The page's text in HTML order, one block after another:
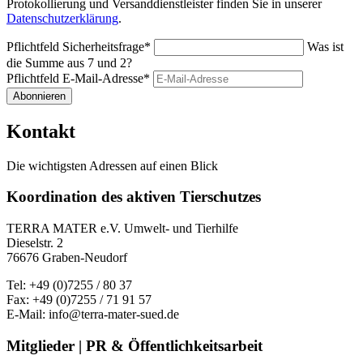
Protokollierung und Versanddienstleister finden Sie in unserer
Datenschutzerklärung.
Pflichtfeld Sicherheitsfrage*
Was ist
die Summe aus 7 und 2?
Pflichtfeld E-Mail-Adresse*
Abonnieren
Kontakt
Die wichtigsten Adressen auf einen Blick
Koordination des aktiven Tierschutzes
TERRA MATER e.V. Umwelt- und Tierhilfe
Dieselstr. 2
76676 Graben-Neudorf
Tel: +49 (0)7255 / 80 37
Fax: +49 (0)7255 / 71 91 57
E-Mail: info@terra-mater-sued.de
Mitglieder | PR & Öffentlichkeitsarbeit